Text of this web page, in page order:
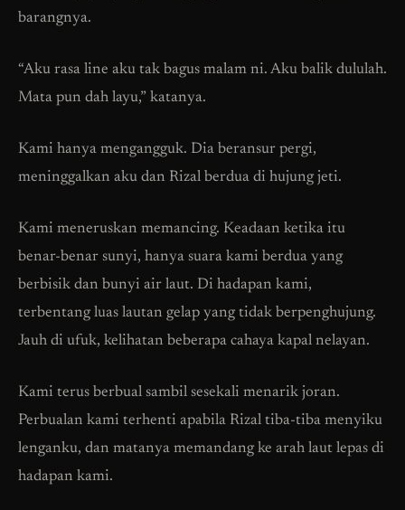
barangnya.
“Aku rasa line aku tak bagus malam ni. Aku balik dululah.
Mata pun dah layu,” katanya.
Kami hanya mengangguk. Dia beransur pergi,
meninggalkan aku dan Rizal berdua di hujung jeti.
Kami meneruskan memancing. Keadaan ketika itu
benar-benar sunyi, hanya suara kami berdua yang
berbisik dan bunyi air laut. Di hadapan kami,
terbentang luas lautan gelap yang tidak berpenghujung.
Jauh di ufuk, kelihatan beberapa cahaya kapal nelayan.
Kami terus berbual sambil sesekali menarik joran.
Perbualan kami terhenti apabila Rizal tiba-tiba menyiku
lenganku, dan matanya memandang ke arah laut lepas di
hadapan kami.